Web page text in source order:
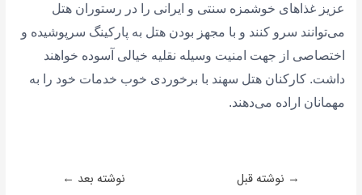
عزیز غذاهای خوشمزه سنتی و ایرانی را در رستوران هتل
می‌توانند سرو کنند و با مجهز بودن هتل به پارکینگ سرپوشیده و
اختصاصی از جهت امنیت وسیله نقلیه خیالی آسوده خواهند
داشت. کارکنان هتل سهند با برخوردی خوب خدمات خود را به
مهمانان اراده می‌دهند.
→ نوشته قبل نوشته بعد ←